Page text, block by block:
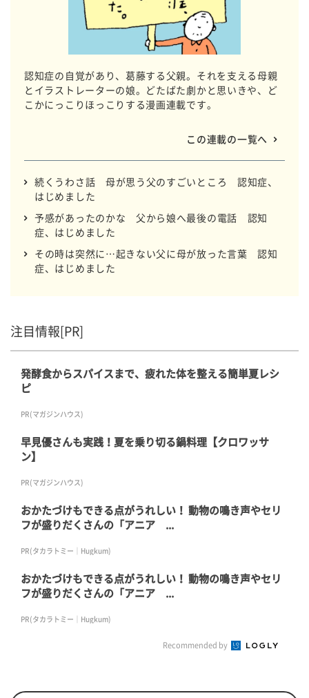
認知症の自覚があり、葛藤する父親。それを支える母親
とイラストレーターの娘。どたばた劇かと思いきや、ど
こかにっこりほっこりする漫画連載です。
この連載の一覧へ
続くうわさ話 母が思う父のすごいところ 認知症、
はじめました
予感があったのかな 父から娘へ最後の電話 認知
症、はじめました
その時は突然に…起きない父に母が放った言葉 認知
症、はじめました
注目情報[PR]
発酵食からスパイスまで、疲れた体を整える簡単夏レシ
ピ
PR(マガジンハウス)
早見優さんも実践！夏を乗り切る鍋料理【クロワッサ
ン】
PR(マガジンハウス)
おかたづけもできる点がうれしい！ 動物の鳴き声やセリ
フが盛りだくさんの「アニア ...
PR(タカラトミー｜Hugkum)
おかたづけもできる点がうれしい！ 動物の鳴き声やセリ
フが盛りだくさんの「アニア ...
PR(タカラトミー｜Hugkum)
Recommended by